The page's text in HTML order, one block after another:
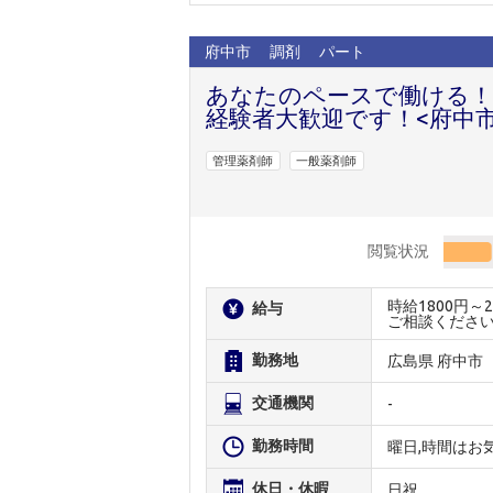
府中市 調剤 パート
あなたのペースで働ける
経験者大歓迎です！<府中
管理薬剤師 一般薬剤師
閲覧状況
給与
時給1800円～
ご相談くださ
勤務地 広島県 府中市
交通機関 -
勤務時間 曜日,時間はお
休日・休暇 日祝